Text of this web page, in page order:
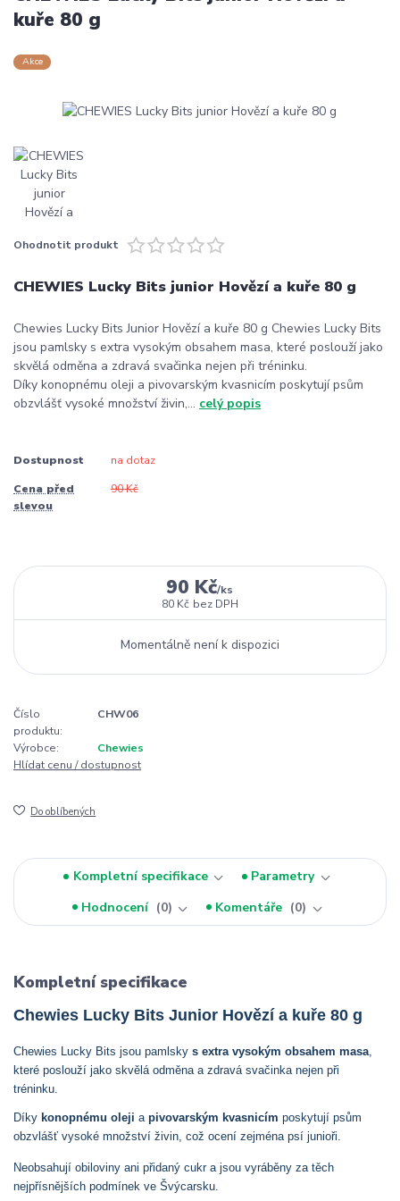
kuře 80 g
Akce
Ohodnotit produkt
CHEWIES Lucky Bits junior Hovězí a kuře 80 g
Chewies Lucky Bits Junior Hovězí a kuře 80 g Chewies Lucky Bits
jsou pamlsky s extra vysokým obsahem masa, které poslouží jako
skvělá odměna a zdravá svačinka nejen při tréninku.
Díky konopnému oleji a pivovarským kvasnicím poskytují psům
obzvlášť vysoké množství živin,... celý popis
Dostupnost na dotaz
Cena před
slevou
90 Kč
90 Kč/ks
80 Kč bez DPH
Momentálně není k dispozici
Číslo
produktu:
CHW06
Výrobce:
Chewies
Hlídat cenu / dostupnost
Do oblíbených
Kompletní specifikace
Parametry
Hodnocení
0 Komentáře 0
Kompletní specifikace
Chewies Lucky Bits Junior Hovězí a kuře 80 g
Chewies Lucky Bits jsou pamlsky s extra vysokým obsahem masa,
které poslouží jako skvělá odměna a zdravá svačinka nejen při
tréninku.
Díky konopnému oleji a pivovarským kvasnicím poskytují psům
obzvlášť vysoké množství živin, což ocení zejména psí junioři.
Neobsahují obiloviny ani přidaný cukr a jsou vyráběny za těch
nejpřísnějších podmínek ve Švýcarsku.